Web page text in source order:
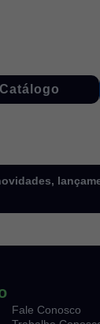
Catálogo
Fale Conosco